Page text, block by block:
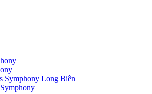
Symphony Long Biên